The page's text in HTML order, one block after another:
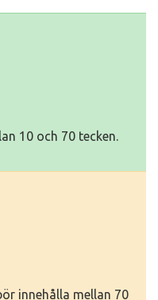
10 och 70 tecken.
innehålla mellan 70